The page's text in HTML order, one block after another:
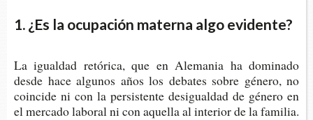
1. ¿Es la ocupación materna algo evidente?
La igual­dad retó­ri­ca, que en Ale­ma­nia ha domi­na­do
desde hace algu­nos años los deba­tes sobre géne­ro, no
coin­ci­de ni con la per­sis­ten­te desigual­dad de géne­ro en
el mer­ca­do labo­ral ni con aque­lla al inte­rior de la fami­lia.